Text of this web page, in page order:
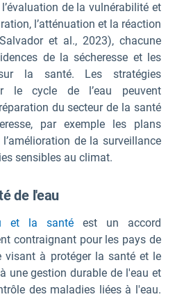
de la vulnérabilité et
l’atténuation et la réaction
et al., 2023), chacune
de la sécheresse et les
la santé. Les stratégies
le cycle de l’eau peuvent
du secteur de la santé
par exemple les plans
de la surveillance
sensibles au climat.
de l'eau
et la santé est un accord
contraignant pour les pays de
visant à protéger la santé et le
une gestion durable de l'eau et
des maladies liées à l'eau.